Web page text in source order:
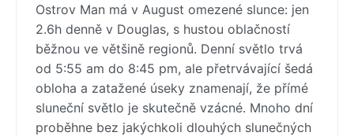
Ostrov Man má v August omezené slunce: jen
2.6h denně v Douglas, s hustou oblačností
běžnou ve většině regionů. Denní světlo trvá
od 5:55 am do 8:45 pm, ale přetrvávající šedá
obloha a zatažené úseky znamenají, že přímé
sluneční světlo je skutečně vzácné. Mnoho dní
proběhne bez jakýchkoli dlouhých slunečných